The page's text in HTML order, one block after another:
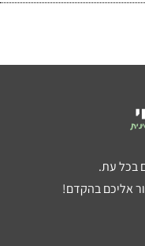
בכל עת.
אליכם בהקדם!